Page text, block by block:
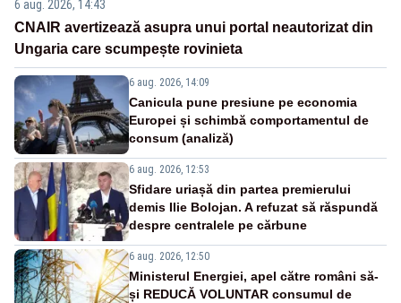
6 aug. 2026, 14:43
CNAIR avertizează asupra unui portal neautorizat din
Ungaria care scumpește rovinieta
6 aug. 2026, 14:09
Canicula pune presiune pe economia
Europei și schimbă comportamentul de
consum (analiză)
6 aug. 2026, 12:53
Sfidare uriașă din partea premierului
demis Ilie Bolojan. A refuzat să răspundă
despre centralele pe cărbune
6 aug. 2026, 12:50
Ministerul Energiei, apel către români să-
și REDUCĂ VOLUNTAR consumul de